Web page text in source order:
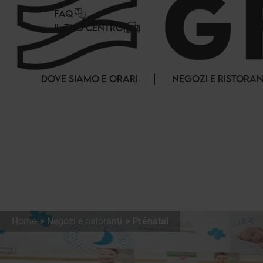
FAQ
IL TUO CENTRO
DOVE SIAMO E ORARI NEGOZI E
Home Negozi e ristoranti Prénatal
Pannello di gestione dei cookies